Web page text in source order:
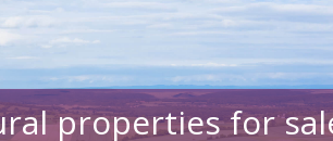
properties for